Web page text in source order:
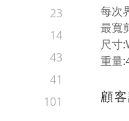
23
14
43
41
101
每次
最寬
尺寸
重量
顧